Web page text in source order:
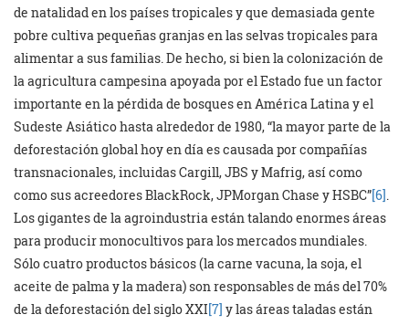
de natalidad en los países tropicales y que demasiada gente
pobre cultiva pequeñas granjas en las selvas tropicales para
alimentar a sus familias. De hecho, si bien la colonización de
la agricultura campesina apoyada por el Estado fue un factor
importante en la pérdida de bosques en América Latina y el
Sudeste Asiático hasta alrededor de 1980, “la mayor parte de la
deforestación global hoy en día es causada por compañías
transnacionales, incluidas Cargill, JBS y Mafrig, así como
como sus acreedores BlackRock, JPMorgan Chase y HSBC”[6].
Los gigantes de la agroindustria están talando enormes áreas
para producir monocultivos para los mercados mundiales.
Sólo cuatro productos básicos (la carne vacuna, la soja, el
aceite de palma y la madera) son responsables de más del 70%
de la deforestación del siglo XXI[7] y las áreas taladas están